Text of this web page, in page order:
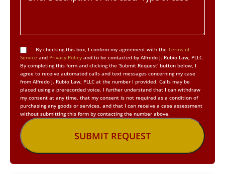
By checking this box, I confirm my agreement with the Terms of
Service and Privacy Policy and to be contacted by Alfredo J. Rubio Law, PLLC.
By completing this form and clicking the 'Submit Request' button below, I
agree to receive automated calls and text messages concerning my case
from Alfredo J. Rubio Law, PLLC at the number I provided. Calls may be
placed using a prerecorded voice. I further understand that I can withdraw
my consent at any time, that my consent is not required as a condition of
purchasing any goods or services, and that I can receive a case assessment
without submitting this form by contacting the number above.